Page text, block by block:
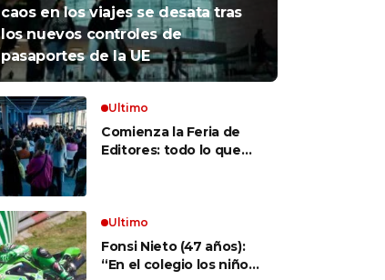
caos en los viajes se desata tras
los nuevos controles de
pasaportes de la UE
Ultimo
Comienza la Feria de
Editores: todo lo que
Ultimo
Fonsi Nieto (47 años):
“En el colegio los niños